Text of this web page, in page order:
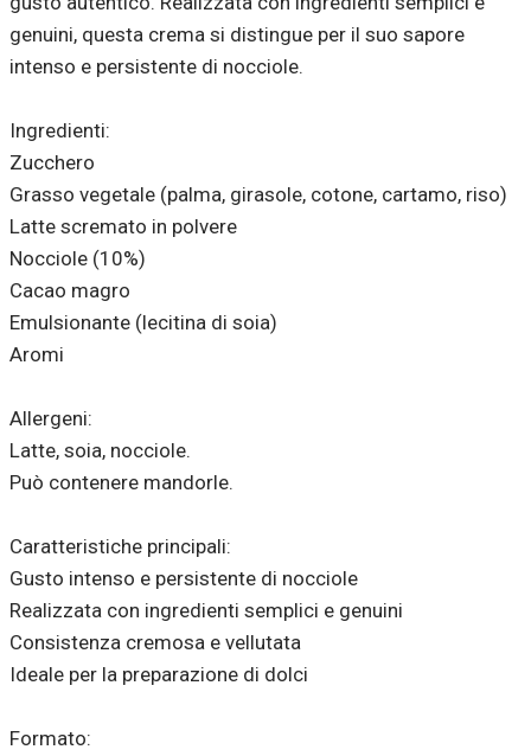
genuini, questa crema si distingue per il suo sapore
intenso e persistente di nocciole.
Ingredienti:
Zucchero
Grasso vegetale (palma, girasole, cotone, cartamo, riso)
Latte scremato in polvere
Nocciole (10%)
Cacao magro
Emulsionante (lecitina di soia)
Aromi
Allergeni:
Latte, soia, nocciole.
Può contenere mandorle.
Caratteristiche principali:
Gusto intenso e persistente di nocciole
Realizzata con ingredienti semplici e genuini
Consistenza cremosa e vellutata
Ideale per la preparazione di dolci
Formato: